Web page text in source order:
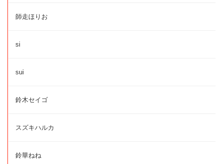
師走ほりお
si
sui
鈴木セイゴ
スズキハルカ
鈴華ねね